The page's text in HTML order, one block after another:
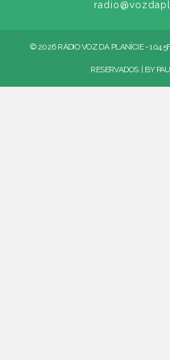
© 2026 RÁDIO VOZ DA PLANÍCIE -
RESERVADOS. | BY